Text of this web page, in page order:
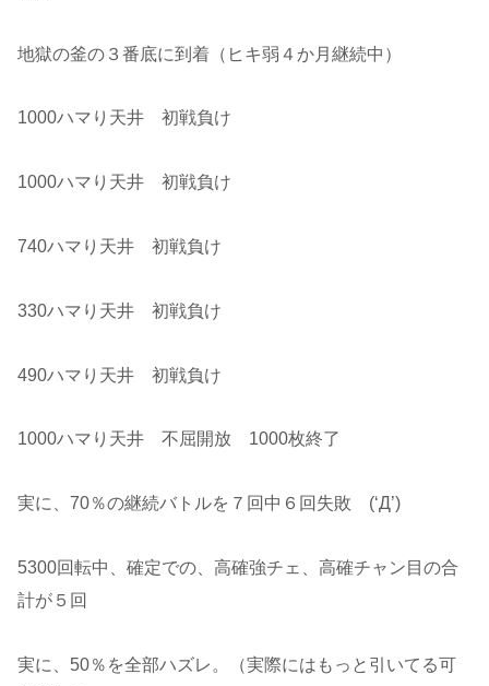
地獄の釜の３番底に到着（ヒキ弱４か月継続中）
1000ハマり天井 初戦負け
1000ハマり天井 初戦負け
740ハマり天井 初戦負け
330ハマり天井 初戦負け
490ハマり天井 初戦負け
1000ハマり天井 不屈開放 1000枚終了
実に、70％の継続バトルを７回中６回失敗 (‘Д’)
5300回転中、確定での、高確強チェ、高確チャン目の合
計が５回
実に、50％を全部ハズレ。（実際にはもっと引いてる可